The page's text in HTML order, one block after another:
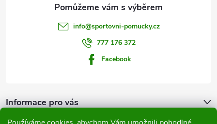
info@sportovni-pomucky.cz
777 176 372
Facebook
Informace pro vás